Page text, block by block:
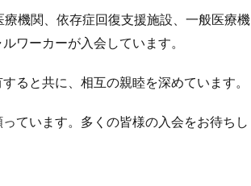
機関、依存症回復支援施設、一般医療機
ワーカーが入会しています。
ると共に、相互の親睦を深めています。
ています。多くの皆様の入会をお待ちし